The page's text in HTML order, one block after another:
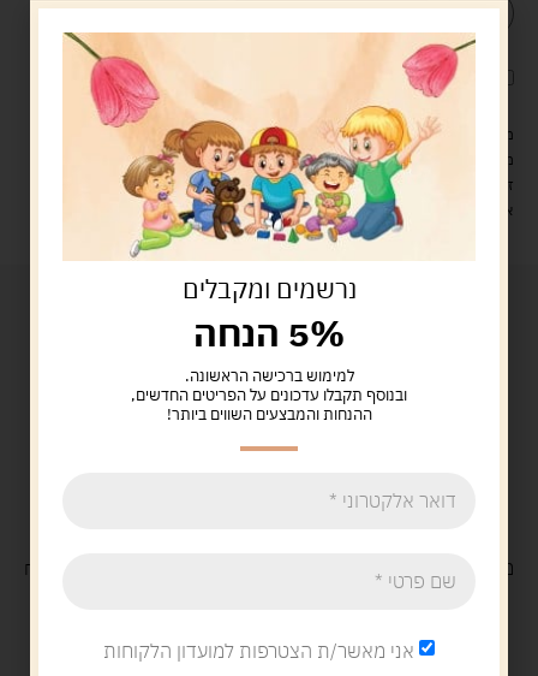
קנה עכשיו הוספה לסל
לארוז את המוצר באריזת מתנה 5.00 ש"ח
מעל 329 ש"ח, משלוח עם שליח עד הבית חינם! – 0 ₪
משלוח עם שליח עד הבית: 29 ש"ח
זמן אספקה: עד 4 ימי עסקים.
איסוף עצמי: מ"ביתר טויס" רחוב בניין דוד 18, ביתר עילית.
משלוח
נרשמים ומקבלים
5% הנחה
למימוש ברכישה הראשונה.
ובנוסף תקבלו עדכונים על הפריטים החדשים,
ההנחות והמבצעים השווים ביותר!
אני מאשר/ת הצטרפות למועדון הלקוחות